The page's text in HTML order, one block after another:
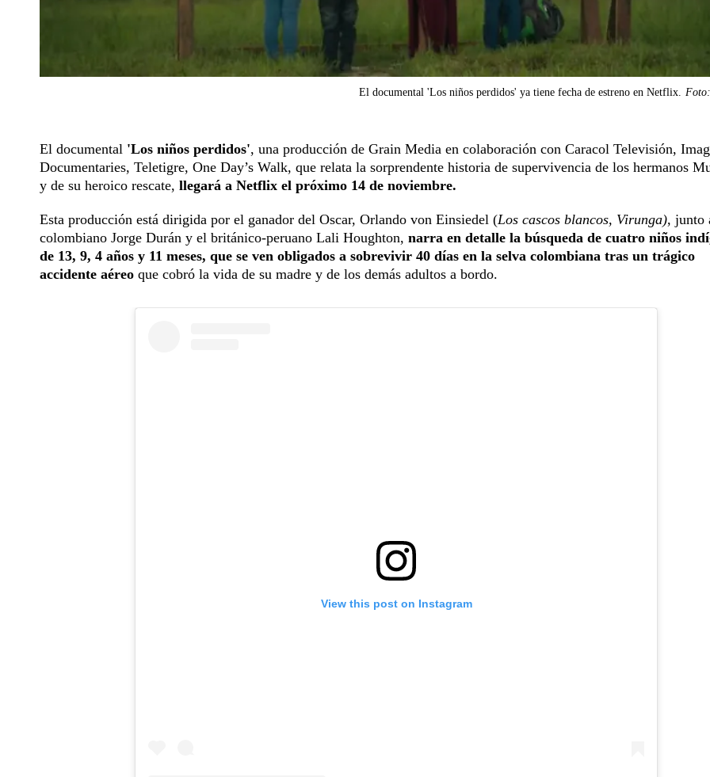
El documental 'Los niños perdidos' ya tiene fecha de estreno en Netflix.
El documental 'Los niños perdidos', una producción de Grain Media en colaboración con Caracol Televisión,
Documentaries, Teletigre, One Day’s Walk, que relata la sorprendente historia de supervivencia de los hermanos
y de su heroico rescate, llegará a Netflix el próximo 14 de noviembre.
Esta producción está dirigida por el ganador del Oscar, Orlando von Einsiedel (Los cascos blancos, Virunga), junto
colombiano Jorge Durán y el británico-peruano Lali Houghton, narra en detalle la búsqueda de cuatro niños
de 13, 9, 4 años y 11 meses, que se ven obligados a sobrevivir 40 días en la selva colombiana tras un trágico
accidente aéreo que cobró la vida de su madre y de los demás adultos a bordo.
View this post on Instagram